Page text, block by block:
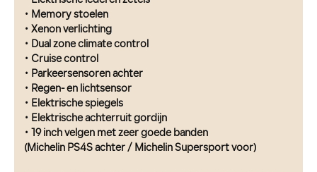
• Memory stoelen
• Xenon verlichting
• Dual zone climate control
• Cruise control
• Parkeersensoren achter
• Regen- en lichtsensor
• Elektrische spiegels
• Elektrische achterruit gordijn
• 19 inch velgen met zeer goede banden
(Michelin PS4S achter / Michelin Supersport voor)